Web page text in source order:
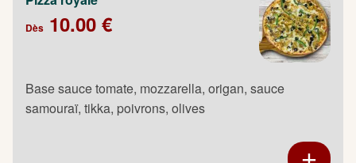
Dès 10.00 €
Base sauce tomate, mozzarella, origan, sauce
samouraï, tikka, poivrons, olives